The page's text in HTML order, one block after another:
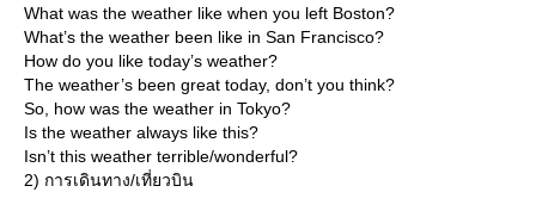
What was the weather like when you left Boston?
What’s the weather been like in San Francisco?
How do you like today’s weather?
The weather’s been great today, don’t you think?
So, how was the weather in Tokyo?
Is the weather always like this?
Isn’t this weather terrible/wonderful?
2) การเดินทาง/เที่ยวบิน